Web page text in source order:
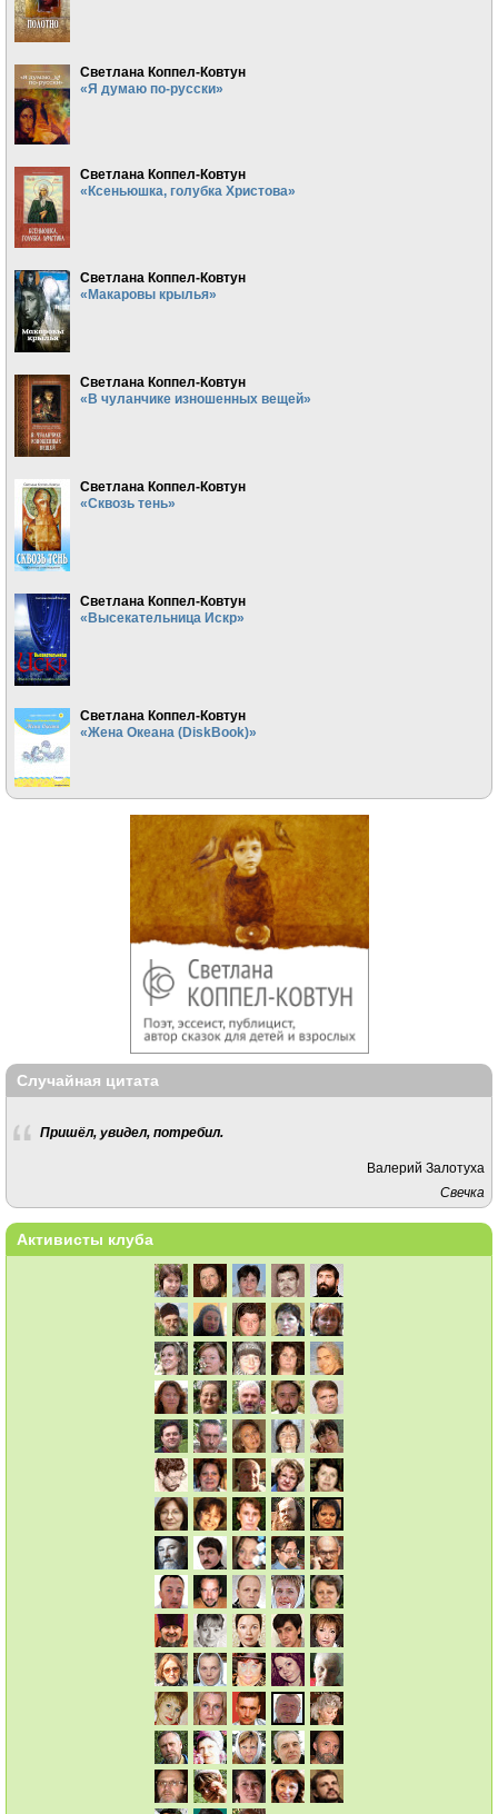
Светлана Коппел-Ковтун
«Я думаю по-русски»
Светлана Коппел-Ковтун
«Ксеньюшка, голубка Христова»
Светлана Коппел-Ковтун
«Макаровы крылья»
Светлана Коппел-Ковтун
«В чуланчике изношенных вещей»
Светлана Коппел-Ковтун
«Сквозь тень»
Светлана Коппел-Ковтун
«Высекательница Искр»
Светлана Коппел-Ковтун
«Жена Океана (DiskBook)»
Случайная цитата
Пришёл, увидел, потребил.
Валерий Залотуха
Свечка
Активисты клуба